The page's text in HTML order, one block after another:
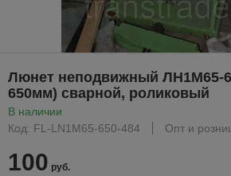
Люнет неподвижный ЛН1М65-
650мм) сварной, роликовый
В наличии
Код: FL-LN1M65-650-484
Опт и
100 руб.